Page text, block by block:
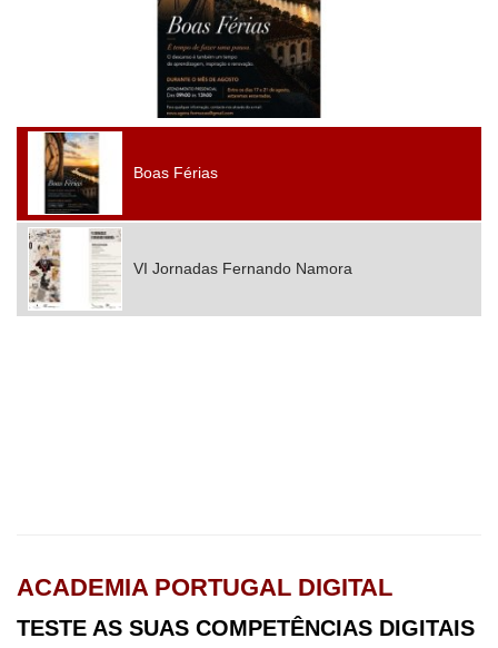
Boas Férias
VI Jornadas Fernando Namora
ACADEMIA PORTUGAL DIGITAL
TESTE AS SUAS COMPETÊNCIAS DIGITAIS